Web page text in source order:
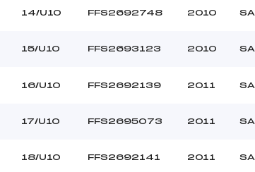
14/U10 FFS2692748 2010 SA
15/U10 FFS2693123 2010 SA
16/U10 FFS2692139 2011 SA
17/U10 FFS2695073 2011 SA
18/U10 FFS2692141 2011 SA